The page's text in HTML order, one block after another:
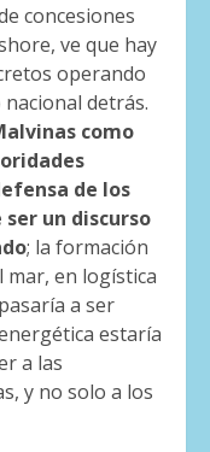
concesiones
ve que hay
operando
detrás.
como
de los
un discurso
; la formación
mar, en logística
a ser
estaría
a las
y no solo a los